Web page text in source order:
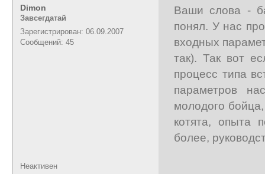
Dimon
Завсегдатай
Зарегистрирован: 06.09.2007
Сообщений: 45
Ваши слова -
понял. У нас
входных
так). Так вот
процесс типа
параметров
молодого
котята, опыта
более,
Неактивен